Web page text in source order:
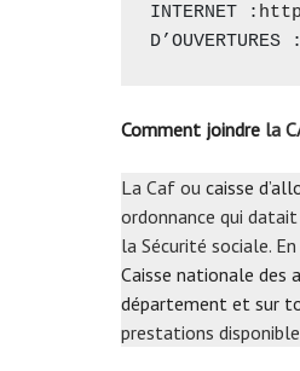
INTERNET :
Comment joindre la
La Caf ou caisse
ordonnance qui
la Sécurité sociale.
Caisse nationale
département et sur
prestations